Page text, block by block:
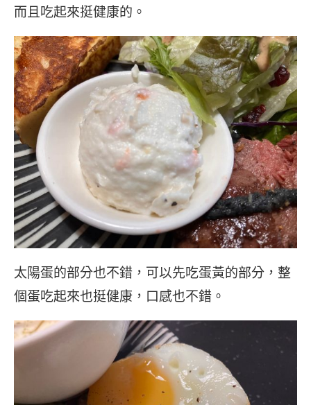
而且吃起來挺健康的。
太陽蛋的部分也不錯，可以先吃蛋黃的部分，整
個蛋吃起來也挺健康，口感也不錯。